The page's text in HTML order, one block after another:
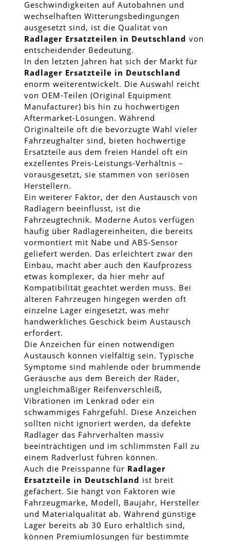
Geschwindigkeiten auf Autobahnen und
wechselhaften Witterungsbedingungen
ausgesetzt sind, ist die Qualität von
Radlager Ersatzteilen in Deutschland von
entscheidender Bedeutung.
In den letzten Jahren hat sich der Markt für
Radlager Ersatzteile in Deutschland
enorm weiterentwickelt. Die Auswahl reicht
von OEM-Teilen (Original Equipment
Manufacturer) bis hin zu hochwertigen
Aftermarket-Lösungen. Während
Originalteile oft die bevorzugte Wahl vieler
Fahrzeughalter sind, bieten hochwertige
Ersatzteile aus dem freien Handel oft ein
exzellentes Preis-Leistungs-Verhältnis –
vorausgesetzt, sie stammen von seriösen
Herstellern.
Ein weiterer Faktor, der den Austausch von
Radlagern beeinflusst, ist die
Fahrzeugtechnik. Moderne Autos verfügen
häufig über Radlagereinheiten, die bereits
vormontiert mit Nabe und ABS-Sensor
geliefert werden. Das erleichtert zwar den
Einbau, macht aber auch den Kaufprozess
etwas komplexer, da hier mehr auf
Kompatibilität geachtet werden muss. Bei
älteren Fahrzeugen hingegen werden oft
einzelne Lager eingesetzt, was mehr
handwerkliches Geschick beim Austausch
erfordert.
Die Anzeichen für einen notwendigen
Austausch können vielfältig sein. Typische
Symptome sind mahlende oder brummende
Geräusche aus dem Bereich der Räder,
ungleichmäßiger Reifenverschleiß,
Vibrationen im Lenkrad oder ein
schwammiges Fahrgefühl. Diese Anzeichen
sollten nicht ignoriert werden, da defekte
Radlager das Fahrverhalten massiv
beeinträchtigen und im schlimmsten Fall zu
einem Radverlust führen können.
Auch die Preisspanne für Radlager
Ersatzteile in Deutschland ist breit
gefächert. Sie hängt von Faktoren wie
Fahrzeugmarke, Modell, Baujahr, Hersteller
und Materialqualität ab. Während günstige
Lager bereits ab 30 Euro erhältlich sind,
können Premiumlösungen für bestimmte